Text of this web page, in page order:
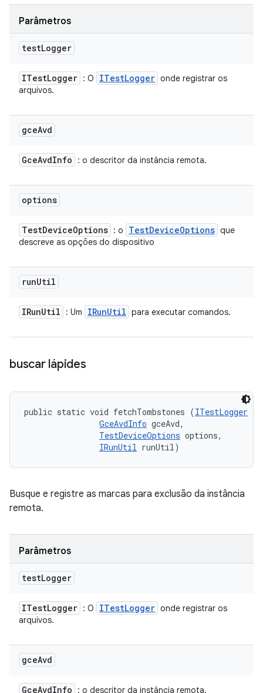
Parâmetros
testLogger
ITestLogger : O ITestLogger onde registrar os
arquivos.
gceAvd
GceAvdInfo : o descritor da instância remota.
options
TestDeviceOptions : o TestDeviceOptions que
descreve as opções do dispositivo
runUtil
IRunUtil : Um IRunUtil para executar comandos.
buscar lápides
public static void fetchTombstones (ITestLogger
GceAvdInfo gceAvd,
TestDeviceOptions options,
IRunUtil runUtil)
Busque e registre as marcas para exclusão da instância
remota.
Parâmetros
testLogger
ITestLogger : O ITestLogger onde registrar os
arquivos.
gceAvd
GceAvdInfo : o descritor da instância remota.